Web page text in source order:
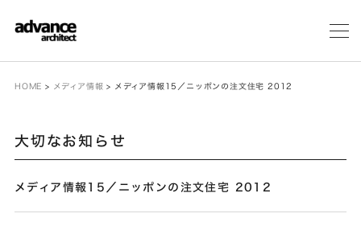
メ
HOME > メディア情報 > メディア情報15／ニッポンの注文住宅 2012
大切なお知らせ
メディア情報15／ニッポンの注文住宅 2012